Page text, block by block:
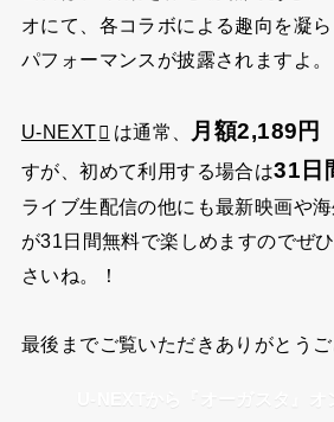
オにて、各コラボによる趣向を凝
パフォーマンスが披露されますよ。
U-NEXT は通常、 月額2,189円
すが、初めて利用する場合は31日
ライブ生配信の他にも最新映画や
が31日間無料で楽しめますのでぜ
さいね。！
最後までご覧いただきありがとうご
U-NEXTから『オーガスタ』オ